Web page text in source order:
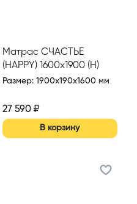
Матрас СЧАСТЬЕ
(HAPPY) 1600х1900 (Н)
Размер: 1900x190x1600 мм
27 590₽
В корзину